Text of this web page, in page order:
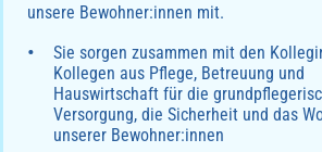
unsere Bewohner:innen mit.
Sie sorgen zusammen mit den
Kollegen aus Pflege, Betreuung und
Hauswirtschaft für die
Versorgung, die Sicherheit und das
unserer Bewohner:innen